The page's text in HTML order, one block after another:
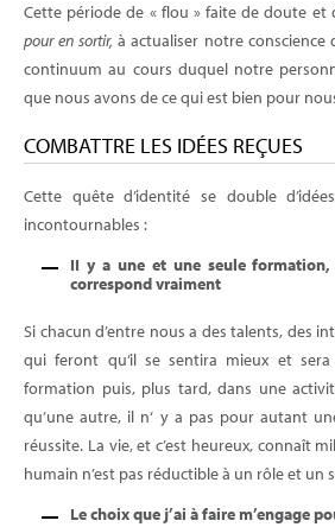
Cette période de « flou » faite de doute et
pour en sortir, à actualiser notre conscience
continuum au cours duquel notre
que nous avons de ce qui est bien pour
COMBATTRE LES IDÉES REÇUES
Cette quête d’identité se double
incontournables :
II y a une et une seule
correspond vraiment
Si chacun d’entre nous a des talents, des
qui feront qu’il se sentira mieux et
formation puis, plus tard, dans une
qu’une autre, il n‘ y a pas pour autant
réussite. La vie, et c’est heureux, connaît
humain n’est pas réductible à un rôle et un
Le choix que j’ai à faire m’engage